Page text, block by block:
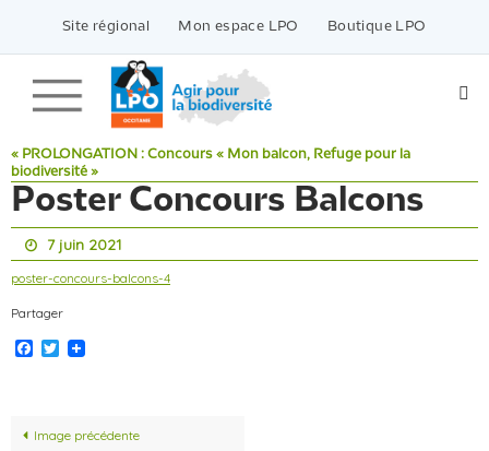
contenu
Site régional Mon espace LPO Boutique LPO
« PROLONGATION : Concours « Mon balcon, Refuge pour la
biodiversité »
Poster Concours Balcons
7 juin 2021
poster-concours-balcons-4
Partager
Facebook
Twitter
Image précédente